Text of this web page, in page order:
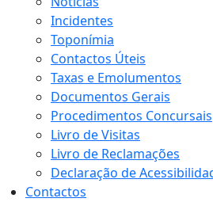
Incidentes
Toponímia
Contactos Úteis
Taxas e Emolumentos
Documentos Gerais
Procedimentos Concursais
Livro de Visitas
Livro de Reclamações
Declaração de
Contactos